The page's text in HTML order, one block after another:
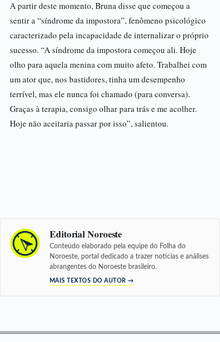
A partir deste momento, Bruna disse que começou a
sentir a “síndrome da impostora”, fenômeno psicológico
caracterizado pela incapacidade de internalizar o próprio
sucesso. “A síndrome da impostora começou ali. Hoje
olho para aquela menina com muito afeto. Trabalhei com
um ator que, nos bastidores, tinha um desempenho
terrível, mas ele nunca foi chamado (para conversa).
Graças à terapia, consigo olhar para trás e me acolher.
Hoje não aceitaria passar por isso”, salientou.
Editorial Noroeste
Conteúdo elaborado pela equipe do Folha do
Noroeste, portal dedicado a trazer notícias e análises
abrangentes do Noroeste brasileiro.
MAIS TEXTOS DO AUTOR →